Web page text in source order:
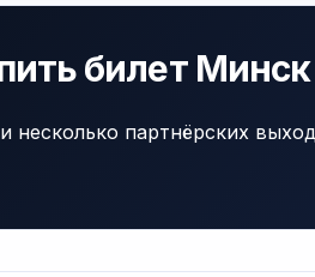
билет
несколько партнёрских